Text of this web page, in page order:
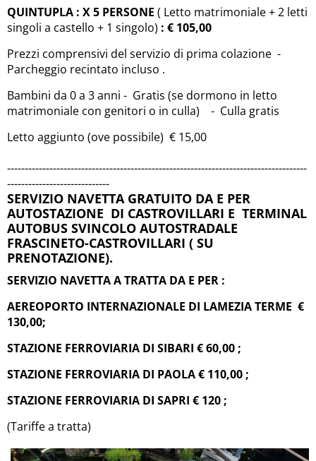
QUINTUPLA : X 5 PERSONE ( Letto matrimoniale + 2 letti
singoli a castello + 1 singolo) : € 105,00
Prezzi comprensivi del servizio di prima colazione -
Parcheggio recintato incluso .
Bambini da 0 a 3 anni - Gratis (se dormono in letto
matrimoniale con genitori o in culla) - Culla gratis
Letto aggiunto (ove possibile) € 15,00
-------------------------------------------------------------------------------------
-----------------------------
SERVIZIO NAVETTA GRATUITO DA E PER
AUTOSTAZIONE DI CASTROVILLARI E TERMINAL
AUTOBUS SVINCOLO AUTOSTRADALE
FRASCINETO-CASTROVILLARI ( SU
PRENOTAZIONE).
SERVIZIO NAVETTA A TRATTA DA E PER :
AEREOPORTO INTERNAZIONALE DI LAMEZIA TERME €
130,00;
STAZIONE FERROVIARIA DI SIBARI € 60,00 ;
STAZIONE FERROVIARIA DI PAOLA € 110,00 ;
STAZIONE FERROVIARIA DI SAPRI € 120 ;
(Tariffe a tratta)